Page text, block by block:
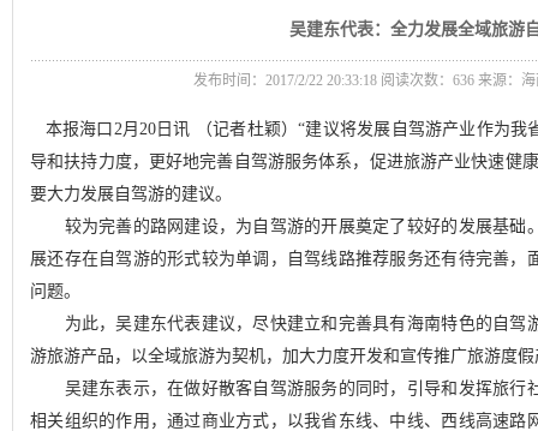
吴建东代表：全力发展全域旅游
发布时间：2017/2/22 20:33:18 阅读次数： 636 来源：
本报海口2月20日讯 （记者杜颖）“建议将发展自驾游产业作为我
导和扶持力度，更好地完善自驾游服务体系，促进旅游产业快速健
要大力发展自驾游的建议。
较为完善的路网建设，为自驾游的开展奠定了较好的发展基础
展还存在自驾游的形式较为单调，自驾线路推荐服务还有待完善，
问题。
为此，吴建东代表建议，尽快建立和完善具有海南特色的自驾
游旅游产品，以全域旅游为契机，加大力度开发和宣传推广旅游度
吴建东表示，在做好散客自驾游服务的同时，引导和发挥旅行
相关组织的作用，通过商业方式，以我省东线、中线、西线高速路